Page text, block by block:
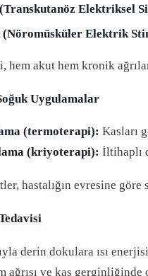
Elektriksel
(Nöromüsküler Elektrik
hem akut hem kronik
Uygulamalar
(termoterapi): Kasları
(kriyoterapi): İltihaplı
hastalığın evresine
derin dokulara ısı
ağrısı ve kas